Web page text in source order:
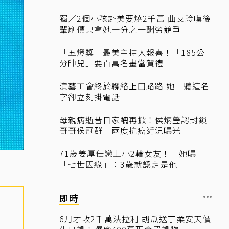
獨／2個小孩赴美要燒2千萬 曲艾玲嘆後
輩削價只拿她十分之一酬勞競爭
「五燈獎」最美主持人報喜！「185公
分帥兒」要百萬名畫當賀禮
演藝工會終於聯絡上田路路 她一聽這名
字卻立刻掛電話
母親病逝昔日家醜再掀！侯炳瑩認封鎖
哥哥侯冠群 兩度抗癌近況曝光
71歲姜厚任戀上小2輪女友！ 她曝
「七世因緣」：3歲就認定是他
即時
6月才收2千萬法拉利 胡瓜送丁柔安天價